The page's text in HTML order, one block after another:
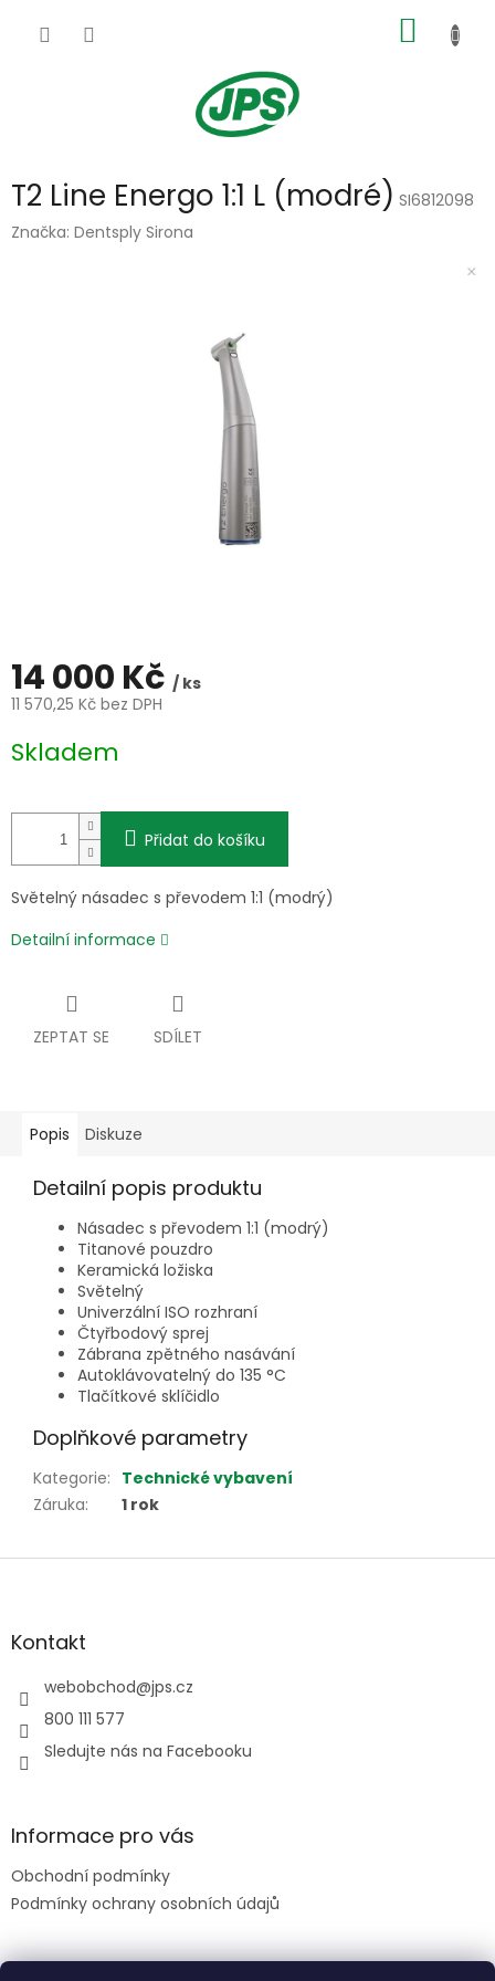
KOŠÍK
T2 Line Energo 1:1 L (modré) SI6812098
Značka: Dentsply Sirona
14 000 Kč / ks
11 570,25 Kč bez DPH
cena:
Skladem
Přidat do košíku
Světelný násadec s převodem 1:1 (modrý)
Detailní informace
ZEPTAT SE SDÍLET
Popis Diskuze
Detailní popis produktu
Násadec s převodem 1:1 (modrý)
Titanové pouzdro
Keramická ložiska
Světelný
Univerzální ISO rozhraní
Čtyřbodový sprej
Zábrana zpětného nasávání
Autoklávovatelný do 135 °C
Tlačítkové sklíčidlo
Doplňkové parametry
Kategorie: Technické vybavení
Záruka: 1 rok
Z
aKontakt
webobchod@jps.cz
800 111 577
Sledujte nás na Facebooku
Informace pro vás
Obchodní podmínky
Podmínky ochrany osobních údajů